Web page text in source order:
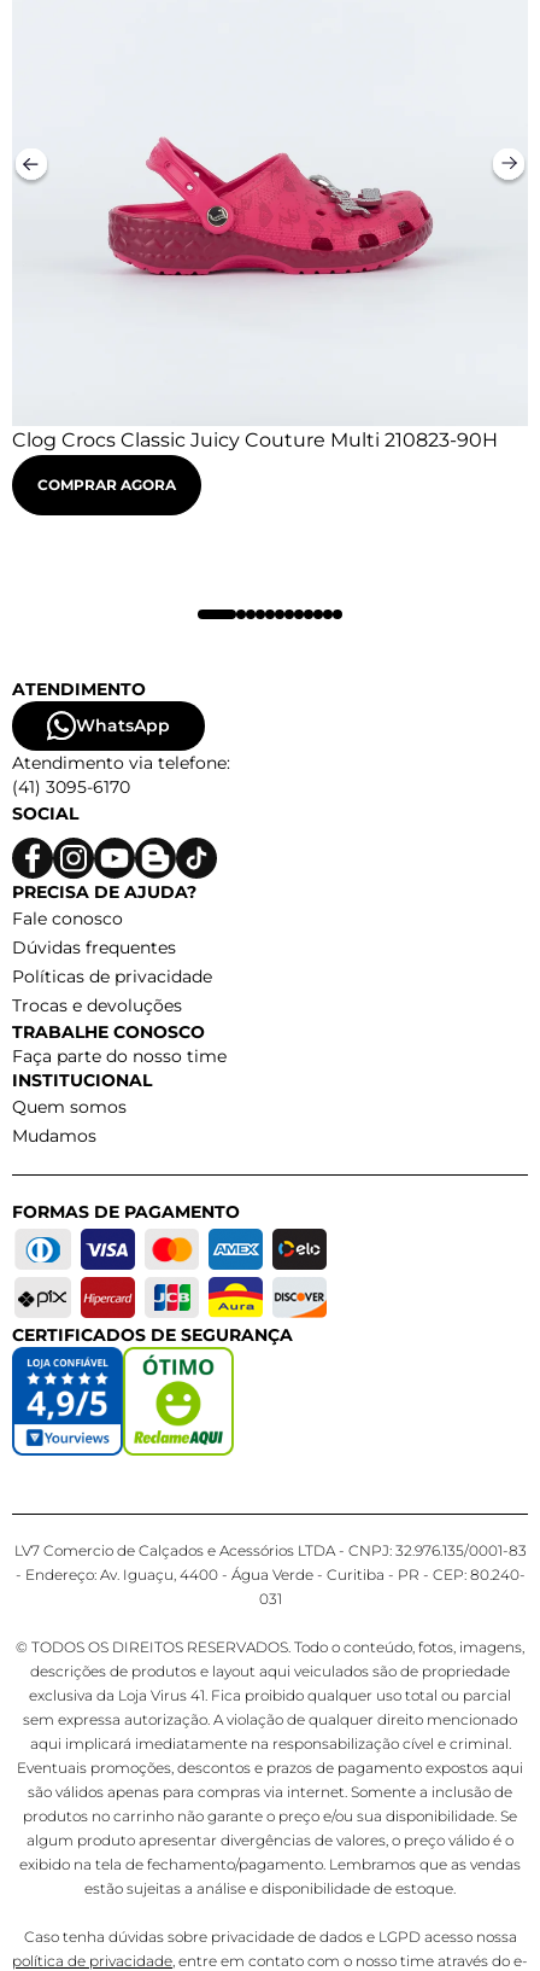
Clog Crocs Classic Juicy Couture Multi 210823-90H
COMPRAR AGORA
ATENDIMENTO
WhatsApp
Atendimento via telefone:
(41) 3095-6170
SOCIAL
PRECISA DE AJUDA?
Fale conosco
Dúvidas frequentes
Políticas de privacidade
Trocas e devoluções
TRABALHE CONOSCO
Faça parte do nosso time
INSTITUCIONAL
Quem somos
Mudamos
FORMAS DE PAGAMENTO
CERTIFICADOS DE SEGURANÇA
LV7 Comercio de Calçados e Acessórios LTDA - CNPJ: 32.976.135/0001-83
- Endereço: Av. Iguaçu, 4400 - Água Verde - Curitiba - PR - CEP: 80.240-
031
© TODOS OS DIREITOS RESERVADOS. Todo o conteúdo, fotos, imagens,
descrições de produtos e layout aqui veiculados são de propriedade
exclusiva da Loja Virus 41. Fica proibido qualquer uso total ou parcial
sem expressa autorização. A violação de qualquer direito mencionado
aqui implicará imediatamente na responsabilização cível e criminal.
Eventuais promoções, descontos e prazos de pagamento expostos aqui
são válidos apenas para compras via internet. Somente a inclusão de
produtos no carrinho não garante o preço e/ou sua disponibilidade. Se
algum produto apresentar divergências de valores, o preço válido é o
exibido na tela de fechamento/pagamento. Lembramos que as vendas
estão sujeitas a análise e disponibilidade de estoque.
Caso tenha dúvidas sobre privacidade de dados e LGPD acesso nossa
política de privacidade , entre em contato com o nosso time através do e-